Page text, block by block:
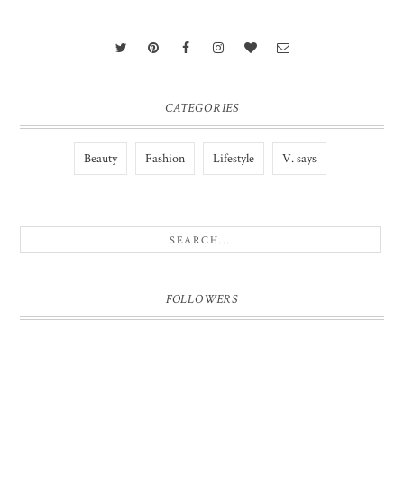
CATEGORIES
Beauty Fashion Lifestyle V. says
FOLLOWERS